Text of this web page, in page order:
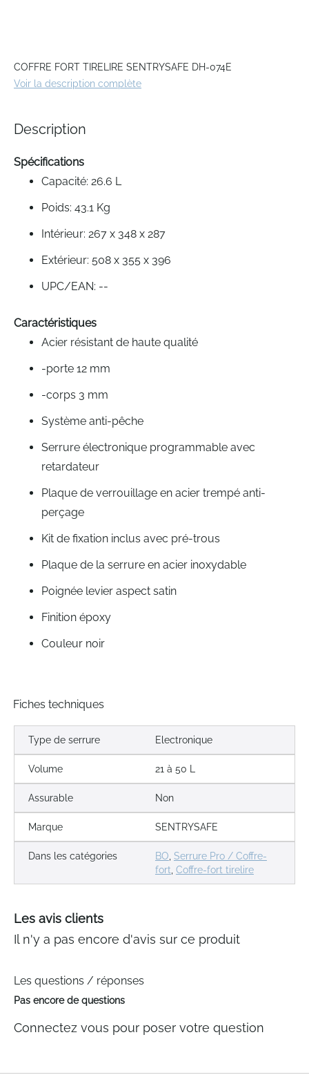
to
the
images
COFFRE FORT TIRELIRE SENTRYSAFE DH-074E
Voir la description complète
Description
Spécifications
Capacité: 26.6 L
Poids: 43.1 Kg
Intérieur: 267 x 348 x 287
Extérieur: 508 x 355 x 396
UPC/EAN: --
Caractéristiques
Acier résistant de haute qualité
-porte 12 mm
-corps 3 mm
Système anti-pêche
Serrure électronique programmable avec
retardateur
Plaque de verrouillage en acier trempé anti-
perçage
Kit de fixation inclus avec pré-trous
Plaque de la serrure en acier inoxydable
Poignée levier aspect satin
Finition époxy
Couleur noir
Fiches techniques
Type de serrure Electronique
Volume 21 à 50 L
Assurable Non
Marque SENTRYSAFE
Dans les catégories BO, Serrure Pro / Coffre-
fort, Coffre-fort tirelire
Les avis clients
Il n'y a pas encore d'avis sur ce produit
Les questions / réponses
Pas encore de questions
Connectez vous pour poser votre question